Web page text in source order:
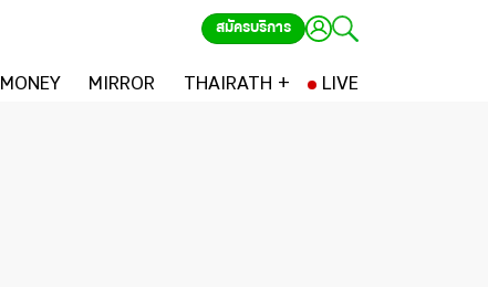
สมัครบริการ
MONEY MIRROR THAIRATH + LIVE